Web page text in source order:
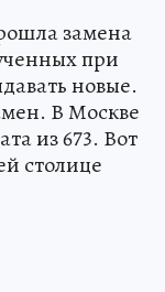
замена
при
новые.
В Москве
из 673. Вот
столице